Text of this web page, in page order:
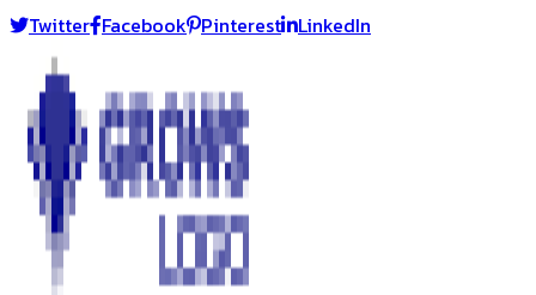
Twitter Facebook Pinterest LinkedIn